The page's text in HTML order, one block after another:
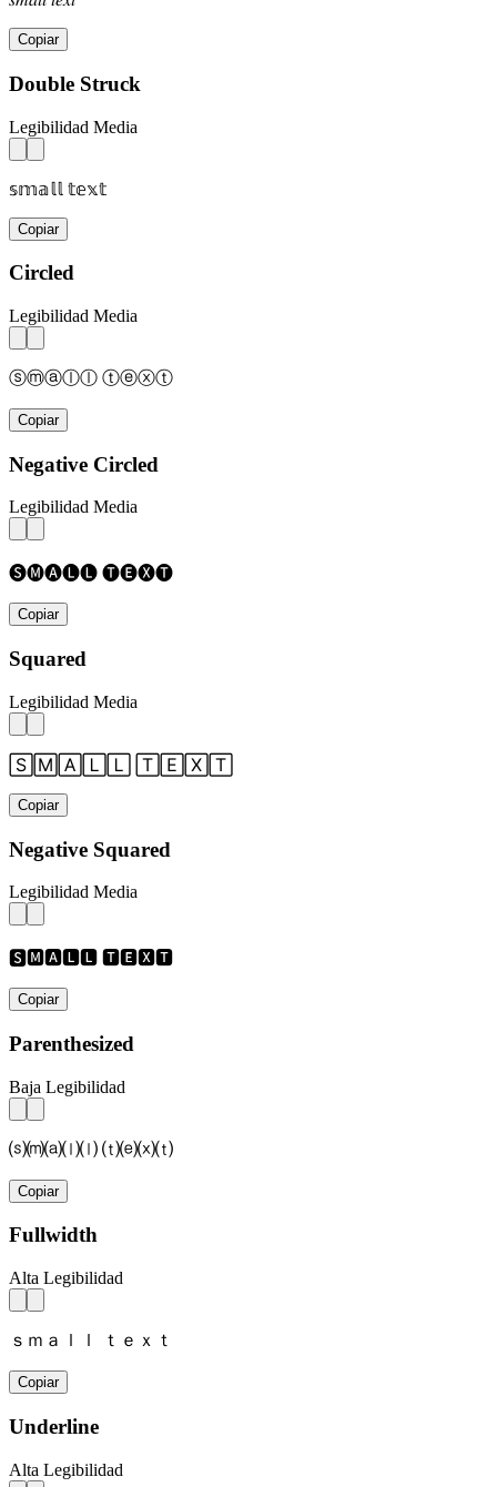
Copiar
Double Struck
Legibilidad Media
𝕤𝕞𝕒𝕝𝕝 𝕥𝕖𝕩𝕥
Copiar
Circled
Legibilidad Media
ⓢⓜⓐⓛⓛ ⓣⓔⓧⓣ
Copiar
Negative Circled
Legibilidad Media
🅢🅜🅐🅛🅛 🅣🅔🅧🅣
Copiar
Squared
Legibilidad Media
🅂🄼🄰🄻🄻 🅃🄴🅇🅃
Copiar
Negative Squared
Legibilidad Media
🆂🅼🅰🅻🅻 🆃🅴🆇🆃
Copiar
Parenthesized
Baja Legibilidad
⒮⒨⒜⒧⒧ ⒯⒠⒳⒯
Copiar
Fullwidth
Alta Legibilidad
ｓｍａｌｌ ｔｅｘｔ
Copiar
Underline
Alta Legibilidad